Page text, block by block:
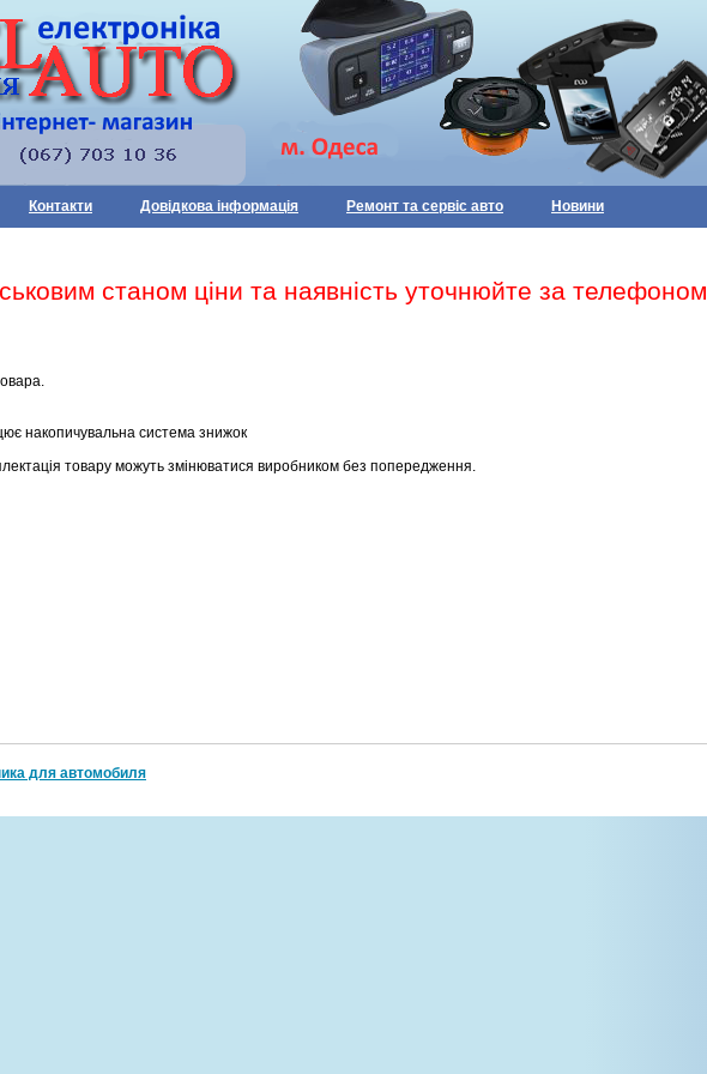
Контакти Довідкова інформація Ремонт та сервіс авто Новини
станом ціни та наявність уточнюйте за телефоном
накопичувальна система знижок
товару можуть змінюватися виробником без попередження.
для автомобиля